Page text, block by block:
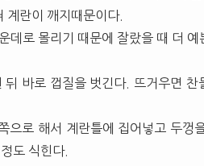
계란이 깨지때문이다.
데로 몰리기 때문에 잘랐을 때 더 예
바로 껍질을 벗긴다. 뜨거우면 찬
으로 해서 계란틀에 집어넣고 두껑
도 식힌다.